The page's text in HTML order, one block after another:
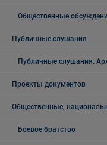
Общественные
Публичные слушания
Публичные слушания.
Проекты документов
Общественные,
Боевое братство